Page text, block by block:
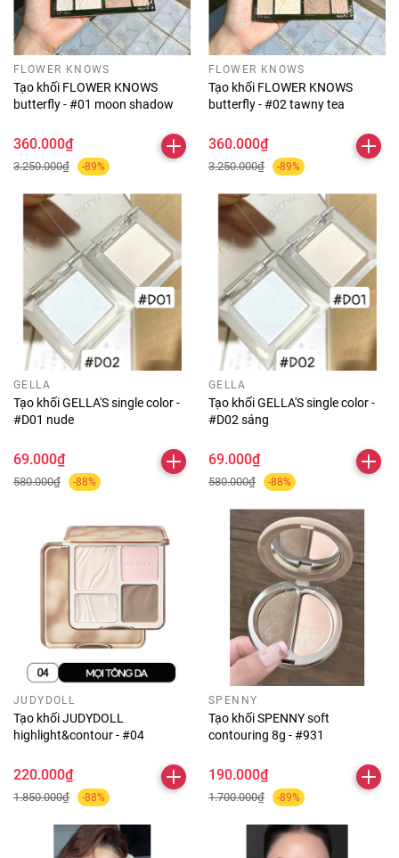
FLOWER KNOWS
Tạo khối FLOWER KNOWS
butterfly - #01 moon shadow
360.000₫
3.250.000₫ -89%
FLOWER KNOWS
Tạo khối FLOWER KNOWS
butterfly - #02 tawny tea
360.000₫
3.250.000₫ -89%
GELLA
Tạo khối GELLA'S single color -
#D01 nude
69.000₫
580.000₫ -88%
GELLA
Tạo khối GELLA'S single color -
#D02 sáng
69.000₫
580.000₫ -88%
JUDYDOLL
Tạo khối JUDYDOLL
highlight&contour - #04
220.000₫
1.850.000₫ -88%
SPENNY
Tạo khối SPENNY soft
contouring 8g - #931
190.000₫
1.700.000₫ -89%